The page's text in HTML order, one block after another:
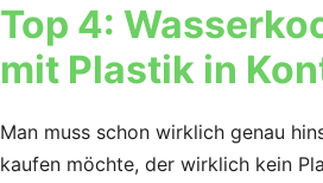
Top 4:
mit Plastik in
Man muss schon wirklich genau
kaufen möchte, der wirklich kein